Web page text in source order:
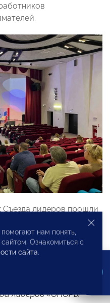
Съезда лидеров прошли
по
отделения «ОПОРЫ
лидеров «ОПОРЫ
нам понять,
Ознакомиться с
сайта.